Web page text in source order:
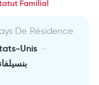
Familial
De Résidence
Unis